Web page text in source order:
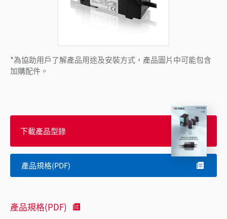
*為協助用戶了解產品用途及安裝方式，產品圖片中可能包含
加購配件。
下載產品型錄
產品規格(PDF)
產品規格(PDF)